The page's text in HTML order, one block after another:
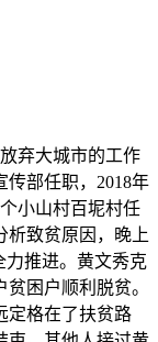
弃大城市的工作
部任职，2018年
小山村百坭村任
析致贫原因，晚上
力推进。黄文秀克
困户顺利脱贫。
定格在了扶贫路